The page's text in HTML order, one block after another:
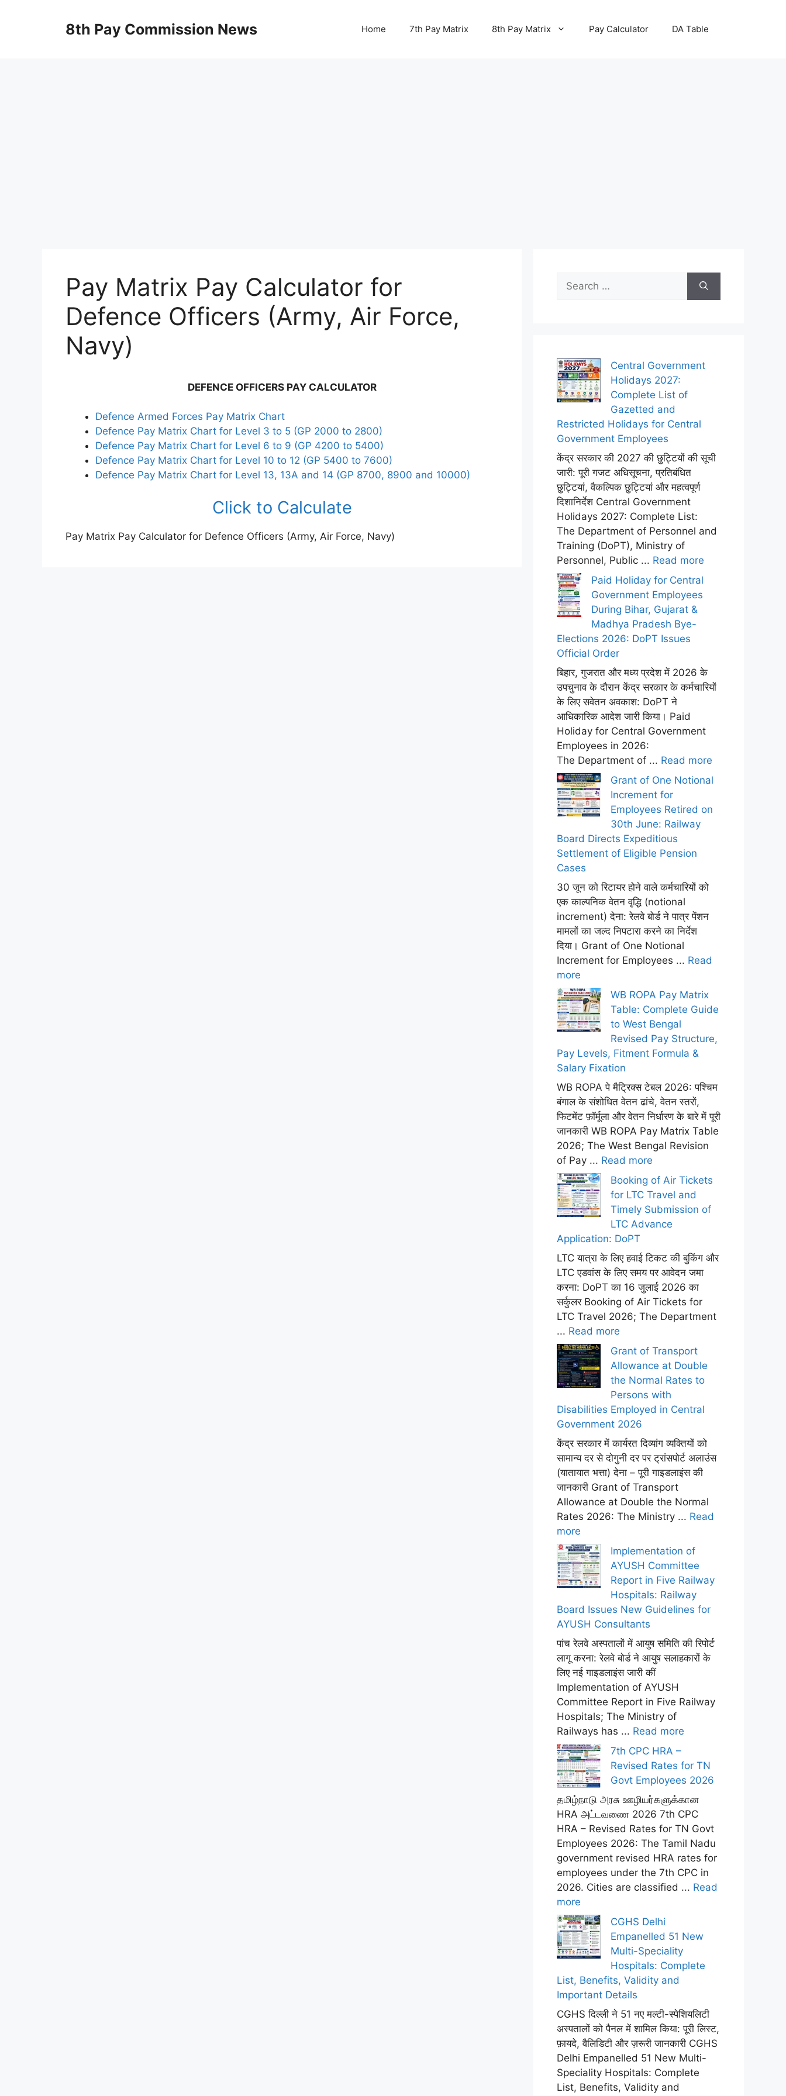
8th Pay Commission News Home 7th Pay Matrix 8th Pay Matrix Pay Calculator DA Table
Pay Matrix Pay Calculator for
Defence Officers (Army, Air Force,
Navy)
DEFENCE OFFICERS PAY CALCULATOR
Defence Armed Forces Pay Matrix Chart
Defence Pay Matrix Chart for Level 3 to 5 (GP 2000 to 2800)
Defence Pay Matrix Chart for Level 6 to 9 (GP 4200 to 5400)
Defence Pay Matrix Chart for Level 10 to 12 (GP 5400 to 7600)
Defence Pay Matrix Chart for Level 13, 13A and 14 (GP 8700, 8900 and 10000)
Click to Calculate
Pay Matrix Pay Calculator for Defence Officers (Army, Air Force, Navy)
for:
Central Government
Holidays 2027:
Complete List of
Gazetted and
Restricted Holidays for Central
Government Employees
केंद्र सरकार की 2027 की छुट्टियों की सूची
जारी: पूरी गजट अधिसूचना, प्रतिबंधित
छुट्टियां, वैकल्पिक छुट्टियां और महत्वपूर्ण
दिशानिर्देश Central Government
Holidays 2027: Complete List:
The Department of Personnel and
Training (DoPT), Ministry of
Personnel, Public ... Read more
Paid Holiday for Central
Government Employees
During Bihar, Gujarat &
Madhya Pradesh Bye-
Elections 2026: DoPT Issues
Official Order
बिहार, गुजरात और मध्य प्रदेश में 2026 के
उपचुनाव के दौरान केंद्र सरकार के कर्मचारियों
के लिए सवेतन अवकाश: DoPT ने
आधिकारिक आदेश जारी किया। Paid
Holiday for Central Government
Employees in 2026:
The Department of ... Read more
Grant of One Notional
Increment for
Employees Retired on
30th June: Railway
Board Directs Expeditious
Settlement of Eligible Pension
Cases
30 जून को रिटायर होने वाले कर्मचारियों को
एक काल्पनिक वेतन वृद्धि (notional
increment) देना: रेलवे बोर्ड ने पात्र पेंशन
मामलों का जल्द निपटारा करने का निर्देश
दिया। Grant of One Notional
Increment for Employees ... Read
more
WB ROPA Pay Matrix
Table: Complete Guide
to West Bengal
Revised Pay Structure,
Pay Levels, Fitment Formula &
Salary Fixation
WB ROPA पे मैट्रिक्स टेबल 2026: पश्चिम
बंगाल के संशोधित वेतन ढांचे, वेतन स्तरों,
फिटमेंट फ़ॉर्मूला और वेतन निर्धारण के बारे में पूरी
जानकारी WB ROPA Pay Matrix Table
2026; The West Bengal Revision
of Pay ... Read more
Booking of Air Tickets
for LTC Travel and
Timely Submission of
LTC Advance
Application: DoPT
LTC यात्रा के लिए हवाई टिकट की बुकिंग और
LTC एडवांस के लिए समय पर आवेदन जमा
करना: DoPT का 16 जुलाई 2026 का
सर्कुलर Booking of Air Tickets for
LTC Travel 2026; The Department
... Read more
Grant of Transport
Allowance at Double
the Normal Rates to
Persons with
Disabilities Employed in Central
Government 2026
केंद्र सरकार में कार्यरत दिव्यांग व्यक्तियों को
सामान्य दर से दोगुनी दर पर ट्रांसपोर्ट अलाउंस
(यातायात भत्ता) देना – पूरी गाइडलाइंस की
जानकारी Grant of Transport
Allowance at Double the Normal
Rates 2026: The Ministry ... Read
more
Implementation of
AYUSH Committee
Report in Five Railway
Hospitals: Railway
Board Issues New Guidelines for
AYUSH Consultants
पांच रेलवे अस्पतालों में आयुष समिति की रिपोर्ट
लागू करना: रेलवे बोर्ड ने आयुष सलाहकारों के
लिए नई गाइडलाइंस जारी कीं
Implementation of AYUSH
Committee Report in Five Railway
Hospitals; The Ministry of
Railways has ... Read more
7th CPC HRA –
Revised Rates for TN
Govt Employees 2026
தமிழ்நாடு அரசு ஊழியர்களுக்கான
HRA அட்டவணை 2026 7th CPC
HRA – Revised Rates for TN Govt
Employees 2026: The Tamil Nadu
government revised HRA rates for
employees under the 7th CPC in
2026. Cities are classified ... Read
more
CGHS Delhi
Empanelled 51 New
Multi-Speciality
Hospitals: Complete
List, Benefits, Validity and
Important Details
CGHS दिल्ली ने 51 नए मल्टी-स्पेशियलिटी
अस्पतालों को पैनल में शामिल किया: पूरी लिस्ट,
फ़ायदे, वैलिडिटी और ज़रूरी जानकारी CGHS
Delhi Empanelled 51 New Multi-
Speciality Hospitals: Complete
List, Benefits, Validity and